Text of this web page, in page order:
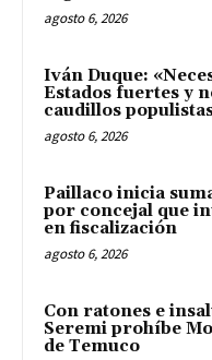
agosto 6, 2026
Iván Duque:
Estados fuertes y
caudillos
agosto 6, 2026
Paillaco inicia
por concejal que
en fiscalización
agosto 6, 2026
Con ratones e
Seremi prohíbe
de Temuco